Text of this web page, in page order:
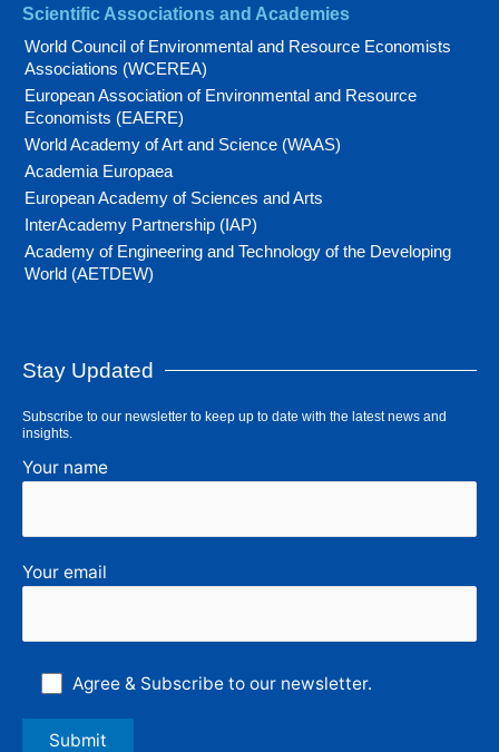
Scientific Associations and Academies
World Council of Environmental and Resource Economists
Associations (WCEREA)
European Association of Environmental and Resource
Economists (EAERE)
World Academy of Art and Science (WAAS)
Academia Europaea
European Academy of Sciences and Arts
InterAcademy Partnership (IAP)
Academy of Engineering and Technology of the Developing
World (AETDEW)
Stay Updated
Subscribe to our newsletter to keep up to date with the latest news and
insights.
Your name
Your email
Agree & Subscribe to our newsletter.